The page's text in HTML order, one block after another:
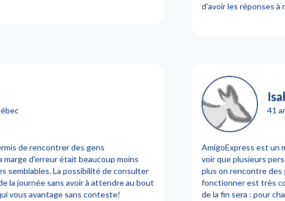
d'avoir les réponses à
de rencontrer des gens
d'erreur était beaucoup moins
semblables. La possibilité de consulter
la journée sans avoir à attendre au bout
vous avantage sans conteste!
41
AmigoExpress est un
voir que plusieurs
plus on rencontre des
fonctionner est très
de la fin sera : pour